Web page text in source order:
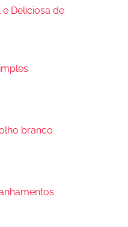
e Deliciosa de
branco